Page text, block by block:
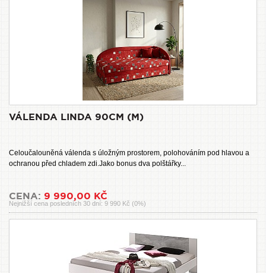
VÁLENDA LINDA 90CM (M)
Celoučalouněná válenda s úložným prostorem, polohováním pod hlavou a
ochranou před chladem zdi.Jako bonus dva polštářky...
CENA: 9 990,00 KČ
Nejnižší cena posledních 30 dní: 9 990 Kč (0%)